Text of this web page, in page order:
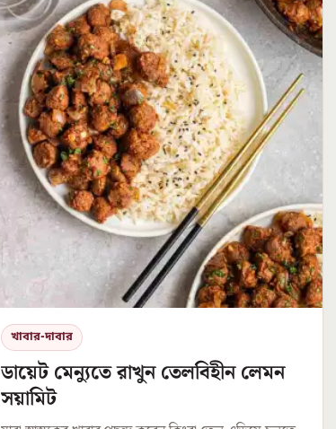
খাবার-দাবার
ডায়েট মেন্যুতে রাখুন তেলবিহীন লেমন
সয়ামিট